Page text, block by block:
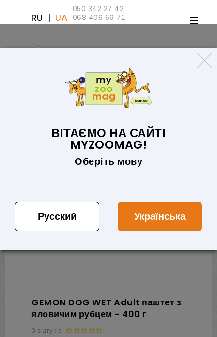
050 342 27 42
068 406 69 72
RU | UA
ТОВАРИ ДЛЯ КІШОК
БЛОГ
ПРО НАС
ТОВАРІВ 0 (0 ГРН)
ВІТАЄМО НА САЙТІ
MYZOOMAG!
Оберіть мову
Русский Українська
GEMON DOG WET Adult паштет з
яловичим рубцем - 400 г
0 відгуків